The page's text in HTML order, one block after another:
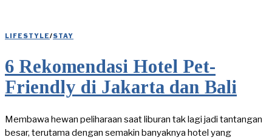
LIFESTYLE/STAY
6 Rekomendasi Hotel Pet-
Friendly di Jakarta dan Bali
Membawa hewan peliharaan saat liburan tak lagi jadi tantangan
besar, terutama dengan semakin banyaknya hotel yang